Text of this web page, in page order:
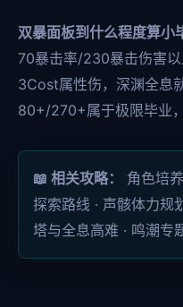
双暴面板到什么程度算小
70暴击率/230暴击伤害
3Cost属性伤，深渊全息
80+/270+属于极限毕业
📖 相关攻略： 角色培
探索路线 · 声骸体力规
塔与全息高难 · 鸣潮专